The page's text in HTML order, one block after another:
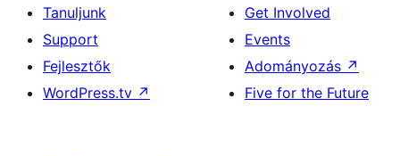
Tanuljunk
Support
Fejlesztők
WordPress.tv ↗
Get Involved
Events
Adományozás ↗
Five for the Future